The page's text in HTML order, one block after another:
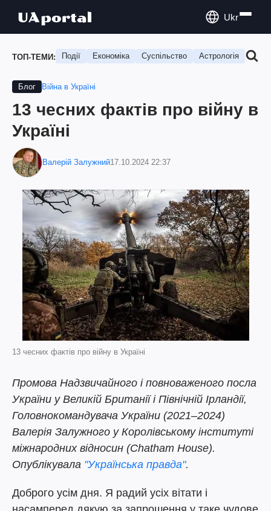
Ukr
ТОП-ТЕМИ: Події Економіка Суспільство Астрологія
Блог Війна в Україні
13 чесних фактів про війну в
Україні
Валерій Залужний17.10.2024 22:37
13 чесних фактів про війну в Україні
Промова Надзвичайного і повноваженого посла
України у Великій Британії і Північній Ірландії,
Головнокомандувача України (2021–2024)
Валерія Залужного у Королівському інституті
міжнародних відносин (Chatham House).
Опублікувала "Українська правда".
Доброго усім дня. Я радий усіх вітати і